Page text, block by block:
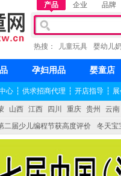
产品 企业 品牌
热搜： 儿童玩具 婴幼儿
孕妇用品 婴童店
心 ┆ 供求招商代理 ┆ 开店指导 ┆
山西 江西 四川 重庆 贵州 云南
二届少儿编程节获高度评价 冬天宝
母婴产品比较特殊。”
妇幼广场